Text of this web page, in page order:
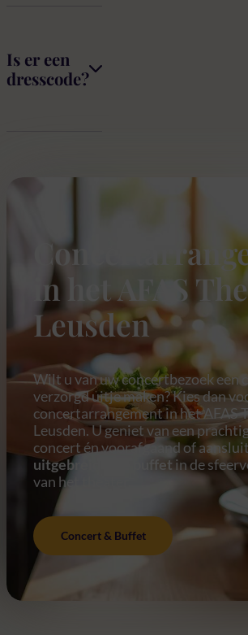
Is er een
dresscode?
in het AFAS
Leusden
Wilt u van uw concertbezoek een
verzorgd uitje maken? Kies dan
concertarrangement in het AFAS
Leusden. U geniet van een
concert én voorafgaand of
uitgebreid luxe buffet in de
van het theater.
Concert & Buffet